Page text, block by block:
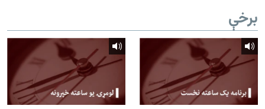
د ازادې اروپا/ ازادي راډيو ټولې پاڼې
برخې